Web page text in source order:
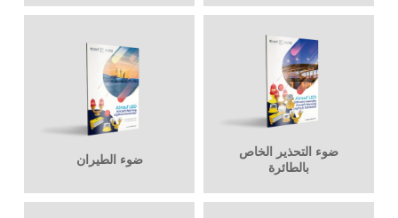
ضوء التحذير الخاص
بالطائرة
ضوء الطيران